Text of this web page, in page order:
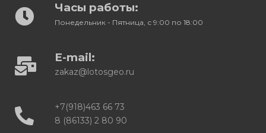
Часы работы:
Понедельник - Пятница, с 9:00 по 18:00
E-mail:
zakaz@lotosgeo.ru
+7(918)463 66 73
8 (86133) 2 80 90